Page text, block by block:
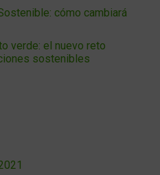
cómo cambiará
verde: el nuevo reto
sostenibles